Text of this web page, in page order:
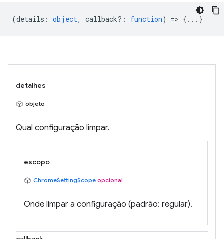
(details : object, callback? : function) => {...}
detalhes
objeto
Qual configuração limpar.
escopo
ChromeSettingScope opcional
Onde limpar a configuração (padrão: regular).